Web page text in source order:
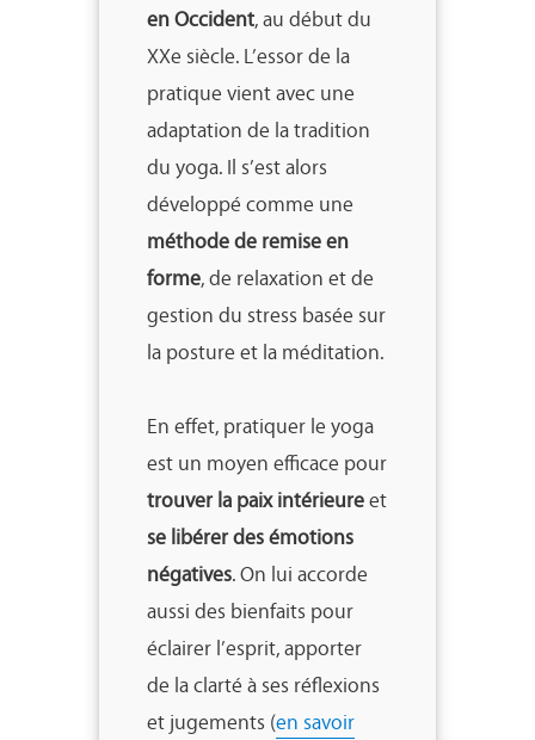
en Occident, au début du
XXe siècle. L’essor de la
pratique vient avec une
adaptation de la tradition
du yoga. Il s’est alors
développé comme une
méthode de remise en
forme, de relaxation et de
gestion du stress basée sur
la posture et la méditation.
En effet, pratiquer le yoga
est un moyen efficace pour
trouver la paix intérieureet
se libérer des émotions
négatives. On lui accorde
aussi des bienfaits pour
éclairer l’esprit, apporter
de la clarté à ses réflexions
et jugements (en savoir